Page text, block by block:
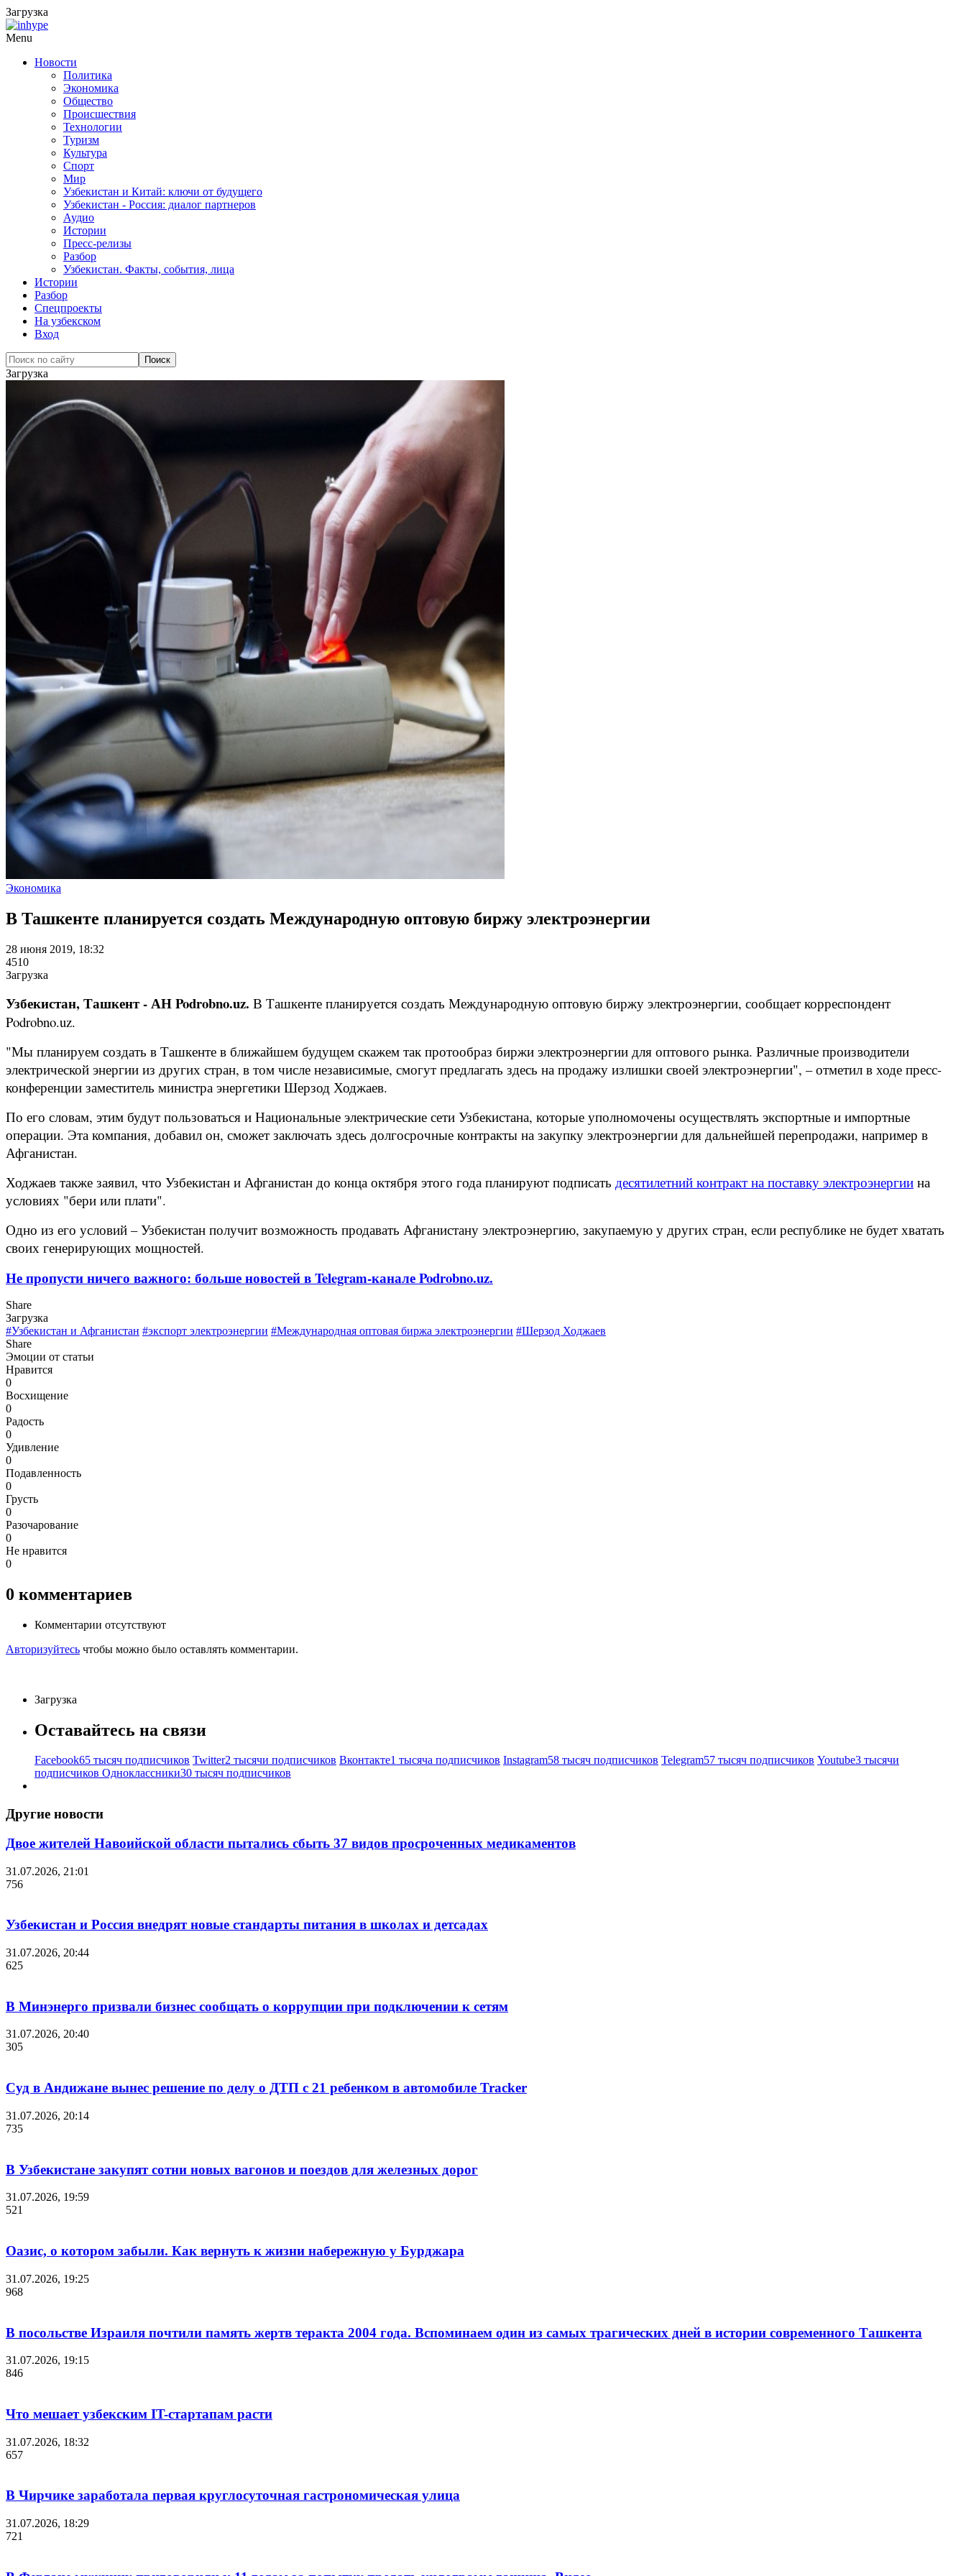
Загрузка
Menu
Новости
Политика
Экономика
Общество
Происшествия
Технологии
Туризм
Культура
Спорт
Мир
Узбекистан и Китай: ключи от будущего
Узбекистан - Россия: диалог партнеров
Аудио
Истории
Пресс-релизы
Разбор
Узбекистан. Факты, события, лица
Истории
Разбор
Спецпроекты
На узбекском
Вход
Загрузка
Экономика
В Ташкенте планируется создать Международную оптовую биржу электроэнергии
28 июня 2019, 18:32
4510
Загрузка
Узбекистан, Ташкент - АН Podrobno.uz. В Ташкенте планируется создать Международную оптовую биржу электроэнергии, сообщает корреспондент
Podrobno.uz.
"Мы планируем создать в Ташкенте в ближайшем будущем скажем так протообраз биржи электроэнергии для оптового рынка. Различные производители
электрической энергии из других стран, в том числе независимые, смогут предлагать здесь на продажу излишки своей электроэнергии", – отметил в ходе пресс-
конференции заместитель министра энергетики Шерзод Ходжаев.
По его словам, этим будут пользоваться и Национальные электрические сети Узбекистана, которые уполномочены осуществлять экспортные и импортные
операции. Эта компания, добавил он, сможет заключать здесь долгосрочные контракты на закупку электроэнергии для дальнейшей перепродажи, например в
Афганистан.
Ходжаев также заявил, что Узбекистан и Афганистан до конца октября этого года планируют подписать десятилетний контракт на поставку электроэнергии на
условиях "бери или плати".
Одно из его условий – Узбекистан получит возможность продавать Афганистану электроэнергию, закупаемую у других стран, если республике не будет хватать
своих генерирующих мощностей.
Не пропусти ничего важного: больше новостей в Telegram-канале Podrobno.uz.
Share
Загрузка
#Узбекистан и Афганистан #экспорт электроэнергии #Международная оптовая биржа электроэнергии #Шерзод Ходжаев
Share
Эмоции от статьи
Нравится
0
Восхищение
0
Радость
0
Удивление
0
Подавленность
0
Грусть
0
Разочарование
0
Не нравится
0
0 комментариев
Комментарии отсутствуют
Авторизуйтесь чтобы можно было оставлять комментарии.
Загрузка
Оставайтесь на связи
Facebook65 тысяч подписчиков Twitter2 тысячи подписчиков Вконтакте1 тысяча подписчиков Instagram58 тысяч подписчиков Telegram57 тысяч подписчиков Youtube3 тысячи
подписчиков Одноклассники30 тысяч подписчиков
Другие новости
Двое жителей Навоийской области пытались сбыть 37 видов просроченных медикаментов
31.07.2026, 21:01
756
Узбекистан и Россия внедрят новые стандарты питания в школах и детсадах
31.07.2026, 20:44
625
В Минэнерго призвали бизнес сообщать о коррупции при подключении к сетям
31.07.2026, 20:40
305
Суд в Андижане вынес решение по делу о ДТП с 21 ребенком в автомобиле Tracker
31.07.2026, 20:14
735
В Узбекистане закупят сотни новых вагонов и поездов для железных дорог
31.07.2026, 19:59
521
Оазис, о котором забыли. Как вернуть к жизни набережную у Бурджара
31.07.2026, 19:25
968
В посольстве Израиля почтили память жертв теракта 2004 года. Вспоминаем один из самых трагических дней в истории современного Ташкента
31.07.2026, 19:15
846
Что мешает узбекским IT-стартапам расти
31.07.2026, 18:32
657
В Чирчике заработала первая круглосуточная гастрономическая улица
31.07.2026, 18:29
721